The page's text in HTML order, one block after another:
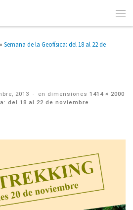
» Semana de la Geofísica: del 18 al 22 de
2013 - en dimensiones 1414 × 2000
del 18 al 22 de noviembre